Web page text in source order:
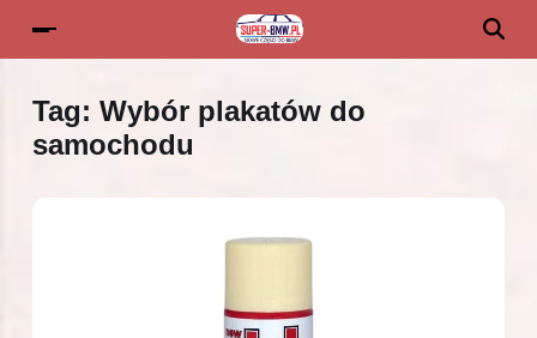
Tag: Wybór plakatów do
samochodu